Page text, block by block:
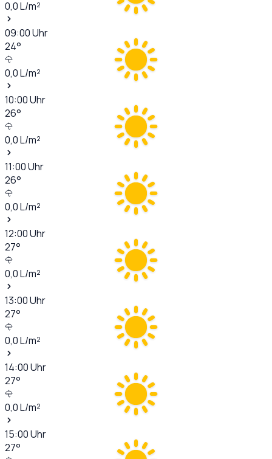
0,0L/m²
09:00Uhr
24°
0,0L/m²
10:00Uhr
26°
0,0L/m²
11:00Uhr
26°
0,0L/m²
12:00Uhr
27°
0,0L/m²
13:00Uhr
27°
0,0L/m²
14:00Uhr
27°
0,0L/m²
15:00Uhr
27°